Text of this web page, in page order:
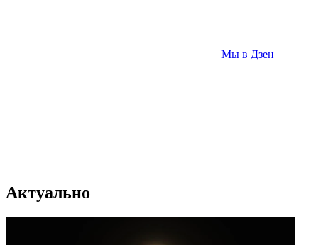
Мы в Дзен
Актуально